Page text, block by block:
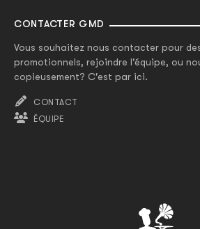
CONTACTER GMD
Vous souhaitez nous contacter pour
promotionnels, rejoindre l'équipe, ou
copieusement? C'est par ici.
CONTACT
ÉQUIPE